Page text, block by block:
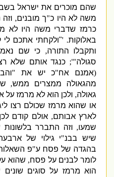
שהם מוכרים את ישראל בשביל
משה לא היו כ" ך מובנים,וזה
כרמז שדברי משה היו לא
באלוקות. '
" ולקחתי אתכם לי
ותקבלו התורה,כי שם
סגולה"';כנגד אותם שלא
אמנם אח"כ יש את"
מהגאולה ממצרים ממש,
גאולה,ולכן הוא לא מרמז על
או שהוא מרמז שכולם רצו
לארץ אבותם,אולם קודם לכן
שמעו,וזה התברר בלשונות
שיש בבנ"י גילוי של ארבעה
בהגדה של פסח ע "פ השאלות
לומר לבנים על פסח,שהוא על
הוא מרמז על סוגים שונים